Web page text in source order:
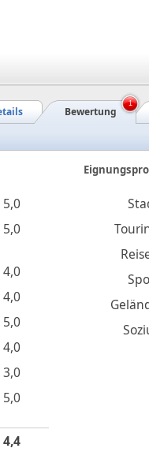
Bewertung
1
5,0
5,0
4,0
4,0
5,0
4,0
3,0
5,0
4,4